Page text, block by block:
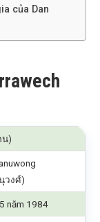
của Dan
น)
วงศ์)
năm 1984